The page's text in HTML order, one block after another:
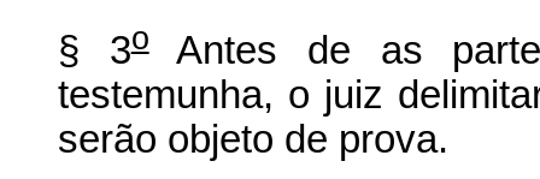
§ 3oAntes de as
testemunha, o juiz
serão objeto de prova.